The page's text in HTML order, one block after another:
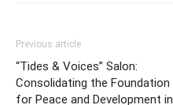
Previous article
“Tides & Voices” Salon:
Consolidating the Foundation
for Peace and Development in